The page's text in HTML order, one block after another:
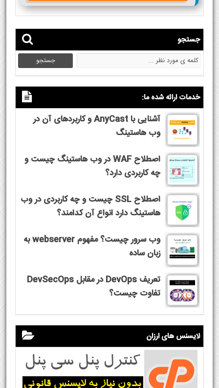
جستجو
خدمات ارائه شده ما:
آشنایی با AnyCast و کاربردهای آن در
وب هاستینگ
اصطلاح WAF در وب هاستینگ چیست و
چه کاربردی دارد؟
اصطلاح SSL چیست و چه کاربردی در وب
هاستینگ دارد انواع آن کدامند؟
وب سرور چیست؟ مفهوم webserver به
زبان ساده
تعریف DevOps در مقابل DevSecOps
تفاوت چیست؟
لایسنس های ارزان